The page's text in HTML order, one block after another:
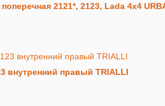
2121*, 2123, Lada 4x4
внутренний правый TRIALLI